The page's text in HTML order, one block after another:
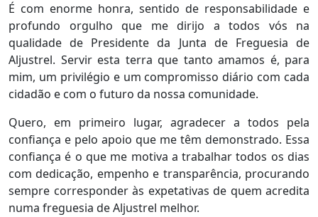
É com enorme honra, sentido de responsabilidade e
profundo orgulho que me dirijo a todos vós na
qualidade de Presidente da Junta de Freguesia de
Aljustrel. Servir esta terra que tanto amamos é, para
mim, um privilégio e um compromisso diário com cada
cidadão e com o futuro da nossa comunidade.
Quero, em primeiro lugar, agradecer a todos pela
confiança e pelo apoio que me têm demonstrado. Essa
confiança é o que me motiva a trabalhar todos os dias
com dedicação, empenho e transparência, procurando
sempre corresponder às expetativas de quem acredita
numa freguesia de Aljustrel melhor.